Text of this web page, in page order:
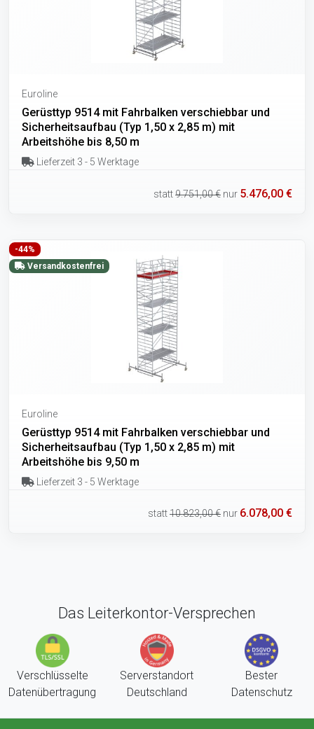
Euroline
Gerüsttyp 9514 mit Fahrbalken verschiebbar und
Sicherheitsaufbau (Typ 1,50 x 2,85 m) mit
Arbeitshöhe bis 8,50 m
Lieferzeit 3 - 5 Werktage
statt9.751,00 € nur 5.476,00 €
-44%
Versandkostenfrei
Euroline
Gerüsttyp 9514 mit Fahrbalken verschiebbar und
Sicherheitsaufbau (Typ 1,50 x 2,85 m) mit
Arbeitshöhe bis 9,50 m
Lieferzeit 3 - 5 Werktage
statt10.823,00 € nur 6.078,00 €
Das Leiterkontor-Versprechen
Verschlüsselte
Datenübertragung
Serverstandort
Deutschland
Bester
Datenschutz